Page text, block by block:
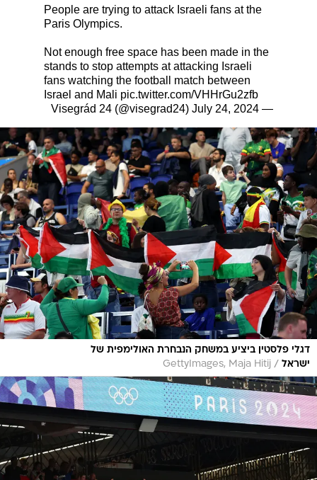
People are trying to attack Israeli fans at the
Paris Olympics.
Not enough free space has been made in the
stands to stop attempts at attacking Israeli
fans watching the football match between
Israel and Mali pic.twitter.com/VHHrGu2zfb
— Visegrád 24 (@visegrad24)
July 24, 2024
דגלי פלסטין ביציע במשחק הנבחרת האולימפית של
ישראל /
GettyImages, Maja Hitij